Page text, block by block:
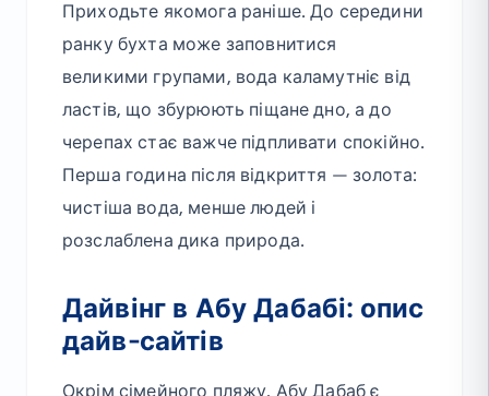
Приходьте якомога раніше. До середини
ранку бухта може заповнитися
великими групами, вода каламутніє від
ластів, що збурюють піщане дно, а до
черепах стає важче підпливати спокійно.
Перша година після відкриття — золота:
чистіша вода, менше людей і
розслаблена дика природа.
Дайвінг в Абу Дабабі: опис
дайв-сайтів